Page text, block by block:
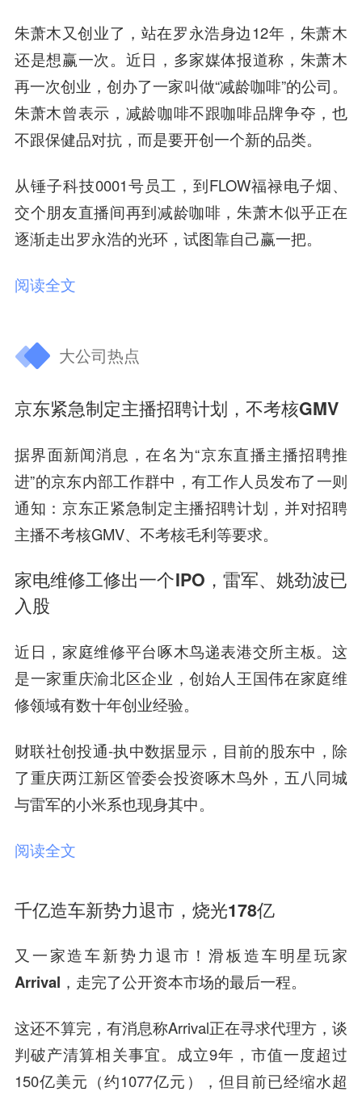
朱萧木又创业了，站在罗永浩身边12年，朱萧木
还是想赢一次。 近日，多家媒体报道称，朱萧木
再一次创业，创办了一家叫做“减龄咖啡”的公司。
朱萧木曾表示，减龄咖啡不跟咖啡品牌争夺，也
不跟保健品对抗，而是要开创一个新的品类。
从锤子科技0001号员工，到FLOW福禄电子烟、
交个朋友直播间再到减龄咖啡，朱萧木似乎正在
逐渐走出罗永浩的光环，试图靠自己赢一把。
阅读全文
大公司热点
京东紧急制定主播招聘计划，不考核GMV
据界面新闻消息，在名为“京东直播主播招聘推
进”的京东内部工作群中，有工作人员发布了一则
通知：京东正紧急制定主播招聘计划，并对招聘
主播不考核GMV、不考核毛利等要求。
家电维修工修出一个IPO，雷军、姚劲波已
入股
近日，家庭维修平台啄木鸟递表港交所主板。这
是一家重庆渝北区企业，创始人王国伟在家庭维
修领域有数十年创业经验。
财联社创投通-执中数据显示，目前的股东中，除
了重庆两江新区管委会投资啄木鸟外，五八同城
与雷军的小米系也现身其中。
阅读全文
千亿造车新势力退市，烧光178亿
又一家造车新势力 退市 ！滑板造车明星玩家
Arrival ，走完了公开资本市场的最后一程。
这还不算完，有消息称Arrival正在寻求代理方，谈
判破产清算相关事宜。 成立9年，市值一度超过
150亿美元（约1077亿元），但目前已经缩水超